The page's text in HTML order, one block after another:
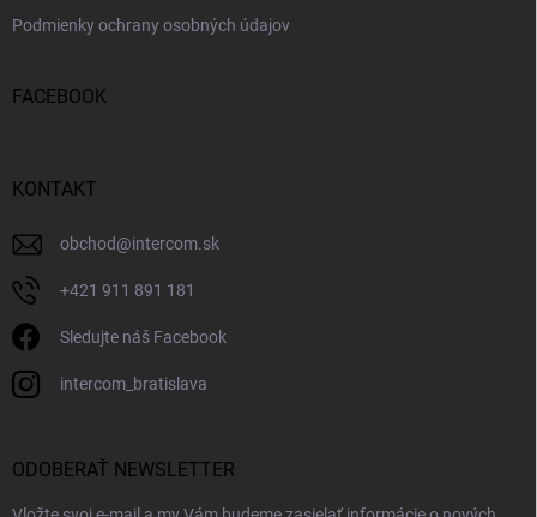
Podmienky ochrany osobných údajov
FACEBOOK
KONTAKT
obchod@intercom.sk
+421 911 891 181
Sledujte náš Facebook
intercom_bratislava
ODOBERAŤ NEWSLETTER